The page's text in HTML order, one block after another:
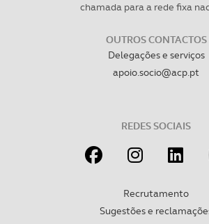
chamada para a rede fixa
OUTROS CONTACTOS
Delegações e serviços
apoio.socio@acp.pt
REDES SOCIAIS
Recrutamento
Sugestões e